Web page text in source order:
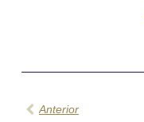
Anterior